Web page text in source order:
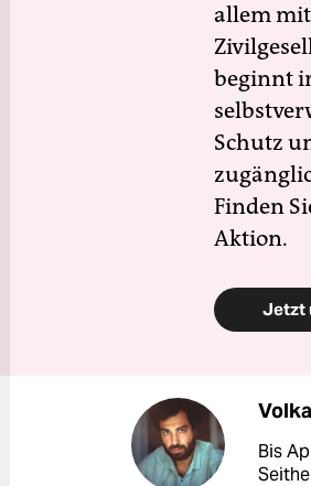
allem
beginnt
Schutz
Finden
Aktion.
Jetzt
Bis